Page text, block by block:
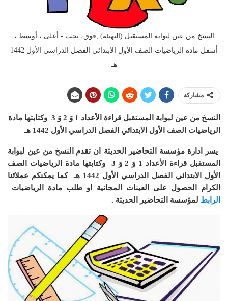
النسخ من عين لبوابة المستقبل (التهيئة) ,فوق، تحت - أعلى ، أوسط ،
أسفل مادة الرياضيات الصف الأول الابتدائي الفصل الدراسي الأول 1442
هـ
مشاركة
النسخ من عين لبوابة المستقبل قراءة الأعداد 1 وَ 2 وَ 3 وكتابتها مادة
الرياضيات الصف الأول الابتدائي الفصل الدراسي الأول 1442 هـ
يسر ادارة مؤسسة التحاضير الحديثة ان تقدم النسخ من عين لبوابة
المستقبل قراءة الأعداد 1 وَ 2 وَ 3 وكتابتها مادة الرياضيات الصف
الأول الابتدائي الفصل الدراسي الأول 1442 هـ
كما يمكنكم عملائنا
الكرام الحصول على العينات المجانية او طلب مادة الرياضيات
الرابط لمؤسسة التحاضير الحديثة .